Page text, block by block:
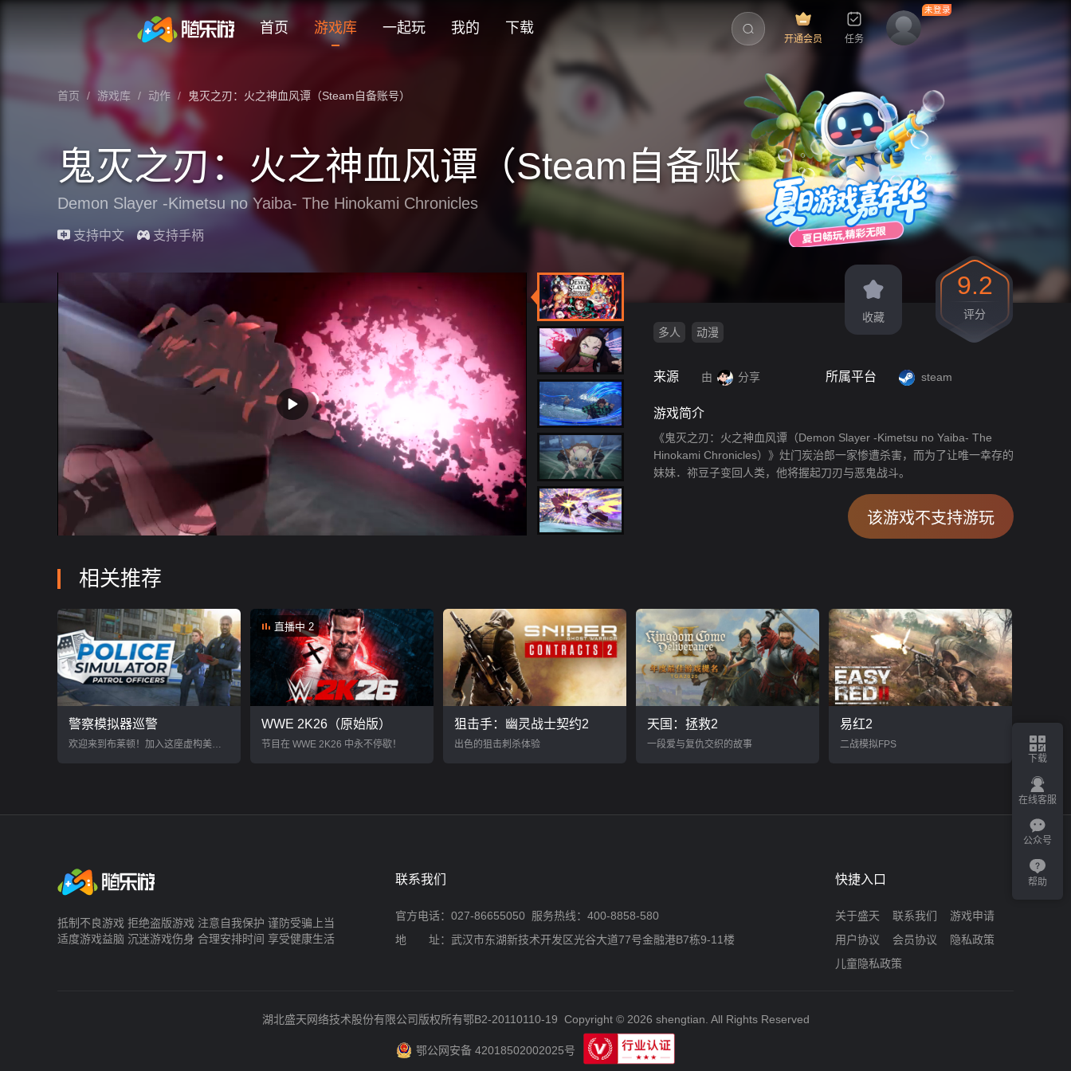
首页 游戏库 一起玩 我的 下载
开通会员 任务
鬼灭之刃：火之神血风谭（Steam自备账号）
鬼灭之刃：火之神血风谭（Steam自备账号） 云游戏在线玩介绍
首页 / 游戏库 / 动作 / 鬼灭之刃：火之神血风谭（Steam自备账号）
鬼灭之刃：火之神血风谭（Steam自备账号）
Demon Slayer -Kimetsu no Yaiba- The Hinokami Chronicles
支持中文
支持手柄
00:06 / 00:06
9.2
评分
收藏
多人
动漫
来源 由 分享 所属平台 steam
游戏简介
《鬼灭之刃：火之神血风谭（Demon Slayer -Kimetsu no Yaiba- The
Hinokami Chronicles）》灶门炭治郎一家惨遭杀害，而为了让唯一幸存的
妹妹．祢豆子变回人类，他将握起刀刃与恶鬼战斗。
该游戏不支持游玩
相关推荐
警察模拟器巡警
欢迎来到布莱顿！加入这座虚构美国城市的警队，体验警官的日常生活。
WWE 2K26（原始版）
节目在 WWE 2K26 中永不停歇！
直播中 2
狙击手：幽灵战士契约2
出色的狙击刺杀体验
天国：拯救2
一段爱与复仇交织的故事
易红2
二战模拟FPS
抵制不良游戏 拒绝盗版游戏 注意自我保护 谨防受骗上当
适度游戏益脑 沉迷游戏伤身 合理安排时间 享受健康生活
联系我们
官方电话：027-86655050 服务热线：400-8858-580
地 址：武汉市东湖新技术开发区光谷大道77号金融港B7栋9-11楼
快捷入口
关于盛天 联系我们
游戏申请
用户协议
会员协议
隐私政策
儿童隐私政策
湖北盛天网络技术股份有限公司版权所有鄂B2-20110110-19 Copyright © 2026 shengtian. All Rights Reserved
鄂公网安备 42018502002025号
下载
在线客服
公众号
帮助